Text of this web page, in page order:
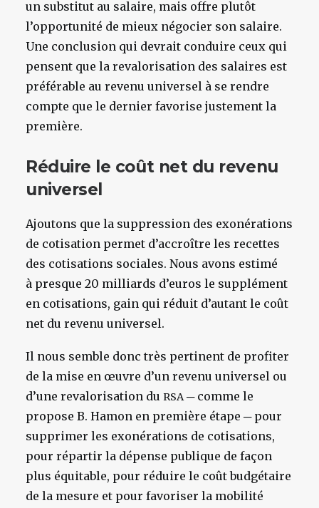
un substitut au salaire, mais offre plutôt
l’opportunité de mieux négocier son salaire.
Une conclusion qui devrait conduire ceux qui
pensent que la revalorisation des salaires est
préférable au revenu universel à se rendre
compte que le dernier favorise justement la
première.
Réduire le coût net du revenu
universel
Ajoutons que la suppression des exonérations
de cotisation permet d’accroître les recettes
des cotisations sociales. Nous avons estimé
à presque 20 milliards d’euros le supplément
en cotisations, gain qui réduit d’autant le coût
net du revenu universel.
Il nous semble donc très pertinent de profiter
de la mise en œuvre d’un revenu universel ou
d’une revalorisation du RSA─ comme le
propose B. Hamon en première étape ─ pour
supprimer les exonérations de cotisations,
pour répartir la dépense publique de façon
plus équitable, pour réduire le coût budgétaire
de la mesure et pour favoriser la mobilité